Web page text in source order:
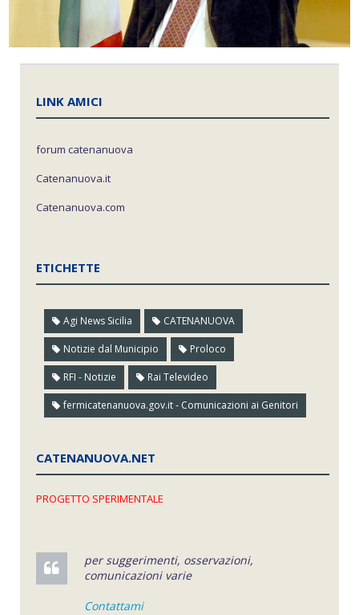
LINK AMICI
forum catenanuova
Catenanuova.it
Catenanuova.com
ETICHETTE
Agi News Sicilia CATENANUOVA
Notizie dal Municipio Proloco
RFI - Notizie Rai Televideo
fermicatenanuova.gov.it - Comunicazioni ai Genitori
CATENANUOVA.NET
PROGETTO SPERIMENTALE
per suggerimenti, osservazioni,
comunicazioni varie
Contattami